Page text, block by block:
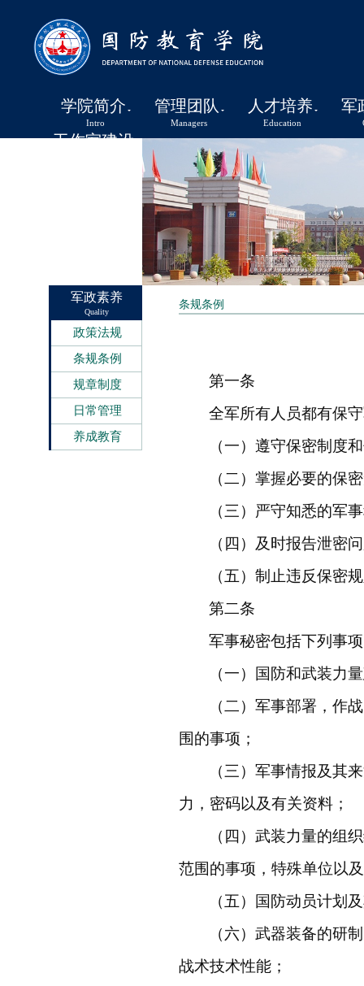
学院简介
Intro
管理团队
Managers
人才培养
Education
军
工作室建设
军政素养
Quality
政策法规
条规条例
规章制度
日常管理
养成教育
条规条例
第一条
全军所有人员都有保
（一）遵守保密制度
（二）掌握必要的保
（三）严守知悉的军
（四）及时报告泄密
（五）制止违反保密
第二条
军事秘密包括下列事
（一）国防和武装力
（二）军事部署，作
围的事项；
（三）军事情报及其
力，密码以及有关资料；
（四）武装力量的组
范围的事项，特殊单位以
（五）国防动员计划
（六）武器装备的研
战术技术性能；